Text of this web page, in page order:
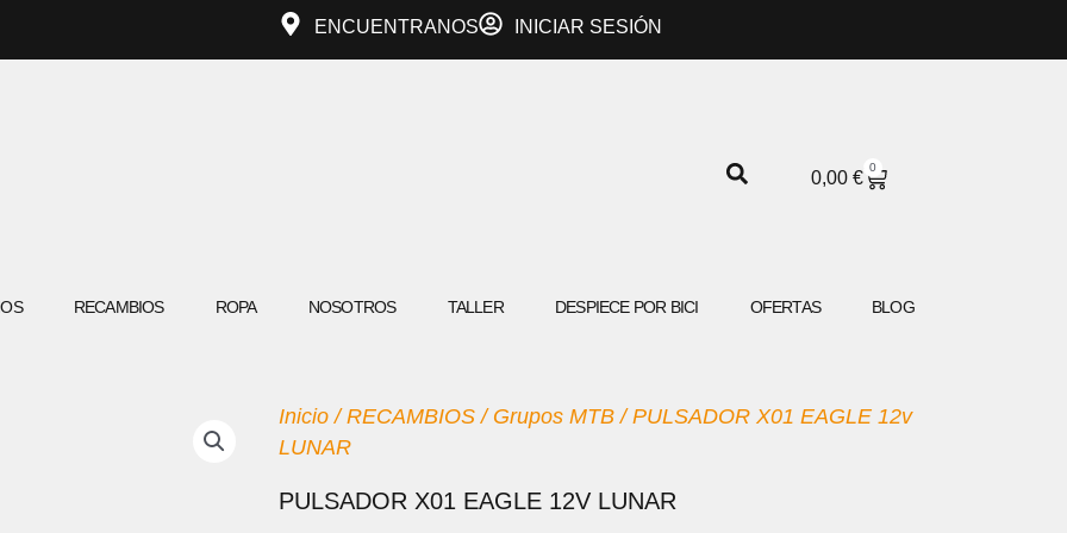
ENCUENTRANOS INICIAR SESIÓN
0,00 €
0
CARRITO
RECAMBIOS ROPA NOSOTROS TALLER DESPIECE POR BICI OFERTAS BLOG
Inicio /RECAMBIOS / Grupos MTB / PULSADOR X01 EAGLE 12v
LUNAR
PULSADOR X01 EAGLE 12V LUNAR